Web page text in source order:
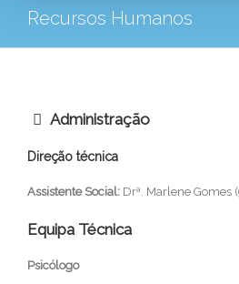
Recursos Humanos
Administração
Direção técnica
Assistente Social: Drª. Marlene Gomes
Equipa Técnica
Psicólogo
A vida foi feita para amarmos e
criança será objeto de rejeição e